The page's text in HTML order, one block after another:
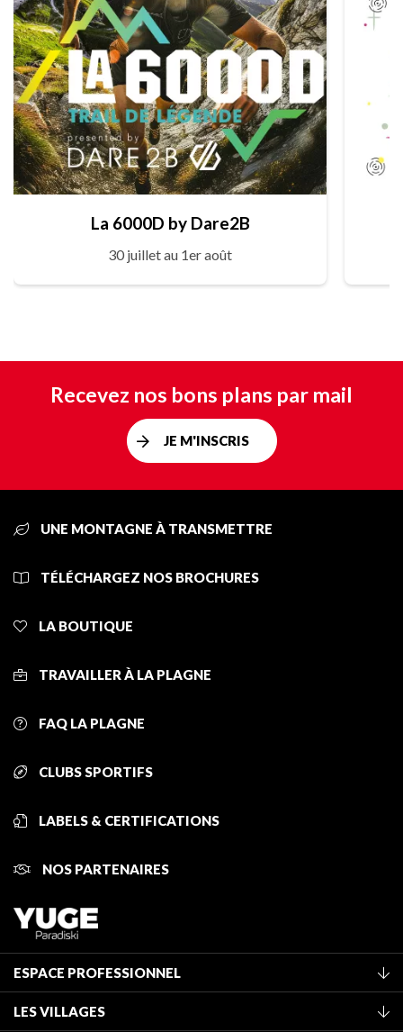
La 6000D by Dare2B
30 juillet au 1er août
Recevez nos bons plans par mail
JE M'INSCRIS
UNE MONTAGNE À TRANSMETTRE
TÉLÉCHARGEZ NOS BROCHURES
LA BOUTIQUE
TRAVAILLER À LA PLAGNE
FAQ LA PLAGNE
CLUBS SPORTIFS
LABELS & CERTIFICATIONS
NOS PARTENAIRES
ESPACE PROFESSIONNEL
Classement des meublés
LES VILLAGES